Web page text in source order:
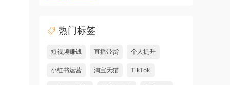
热门标签
短视频赚钱 直播带货 个人提升
小红书运营 淘宝天猫 TikTok